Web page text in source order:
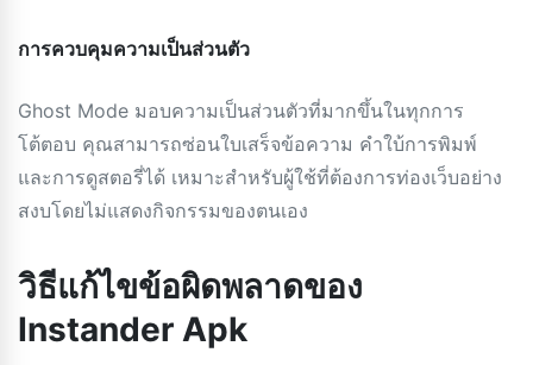
การควบคุมความเป็นส่วนตัว
Ghost Mode มอบความเป็นส่วนตัวที่มากขึ้นในทุกการ
โต้ตอบ คุณสามารถซ่อนใบเสร็จข้อความ คำใบ้การพิมพ์
และการดูสตอรี่ได้ เหมาะสำหรับผู้ใช้ที่ต้องการท่องเว็บอย่าง
สงบโดยไม่แสดงกิจกรรมของตนเอง
วิธีแก้ไขข้อผิดพลาดของ
Instander Apk